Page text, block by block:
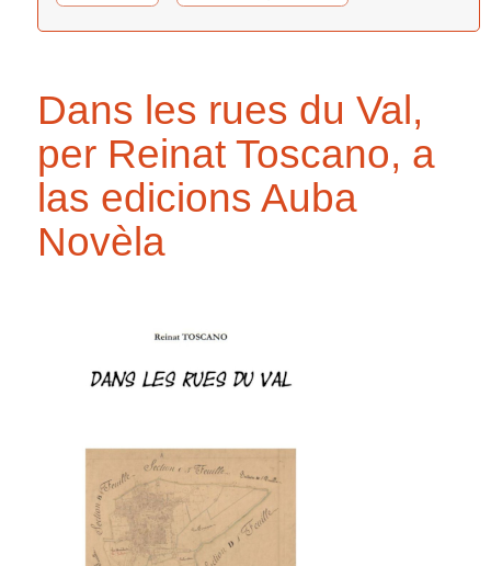
Dans les rues du Val,
per Reinat Toscano, a
las edicions Auba
Novèla